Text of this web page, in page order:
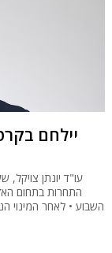
יילחם
עו"ד יונתן
התחרות בתחום
השבוע • לאחר המינוי